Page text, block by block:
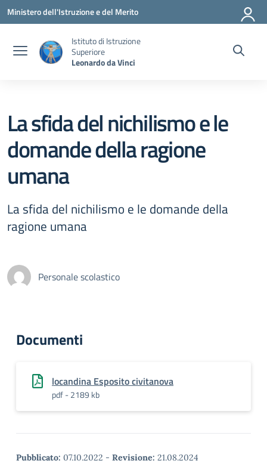
Vai ai contenuti
Vai al menu di navigazione
Vai al footer
Ministero dell'Istruzione e del Merito
Istituto di Istruzione
Superiore
Leonardo da Vinci
La sfida del nichilismo e le
domande della ragione
umana
La sfida del nichilismo e le domande della
ragione umana
Personale scolastico
Documenti
locandina Esposito civitanova
pdf - 2189 kb
Pubblicato: 07.10.2022 - Revisione: 21.08.2024